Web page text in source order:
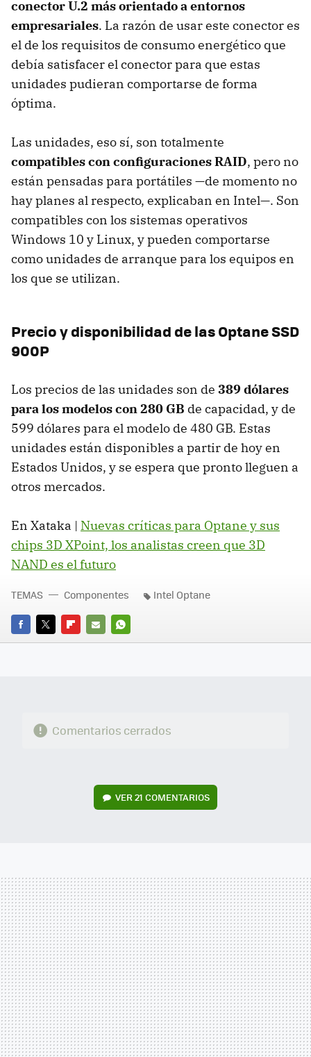
conector U.2 más orientado a entornos
empresariales. La razón de usar este conector es
el de los requisitos de consumo energético que
debía satisfacer el conector para que estas
unidades pudieran comportarse de forma
óptima.
Las unidades, eso sí, son totalmente
compatibles con configuraciones RAID, pero no
están pensadas para portátiles —de momento no
hay planes al respecto, explicaban en Intel—. Son
compatibles con los sistemas operativos
Windows 10 y Linux, y pueden comportarse
como unidades de arranque para los equipos en
los que se utilizan.
Precio y disponibilidad de las Optane SSD
900P
Los precios de las unidades son de 389 dólares
para los modelos con 280 GB de capacidad, y de
599 dólares para el modelo de 480 GB. Estas
unidades están disponibles a partir de hoy en
Estados Unidos, y se espera que pronto lleguen a
otros mercados.
En Xataka | Nuevas críticas para Optane y sus
chips 3D XPoint, los analistas creen que 3D
NAND es el futuro
FACEBOOK
TWITTERFLIPBOARD
E-
WHATSAPP
TEMAS Componentes Intel Optane
Comentarios cerrados
VER 21 COMENTARIOS